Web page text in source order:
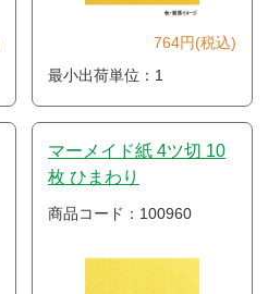
764円(税込)
最小出荷単位：1
マーメイド紙 4ツ切 10
枚 ひまわり
商品コード：100960